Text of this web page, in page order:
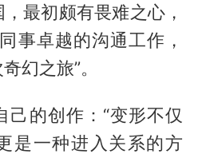
最初颇有畏难之心，
事卓越的沟通工作，
幻之旅”。
己的创作：“变形不仅
是一种进入关系的方